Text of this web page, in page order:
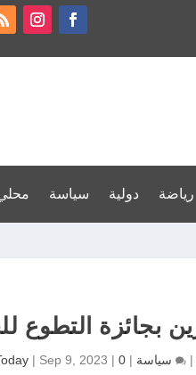
سياسة دولية رياضة
بجائزة التطوع
| Sep 9, 2023 | سياسة | 0